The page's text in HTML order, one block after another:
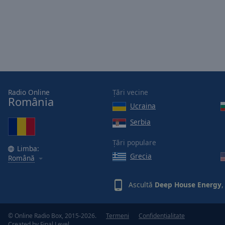
a
window.
Beginning
dialog
window.
Escape
close
the
Radio Online
România
Limba:
Română
Țări vecine
Ucraina
Serbia
Țări populare
Grecia
Ascultă Deep House Energy
© Online Radio Box, 2015-2026.
Termeni Confidențialitate